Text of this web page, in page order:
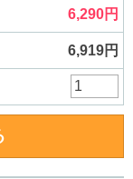
6,290円
6,919円